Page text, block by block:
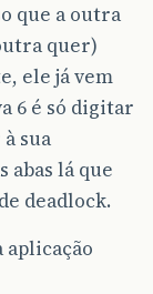
que a outra
quer)
ele já vem
6 é só digitar
sua
abas lá que
deadlock.
aplicação